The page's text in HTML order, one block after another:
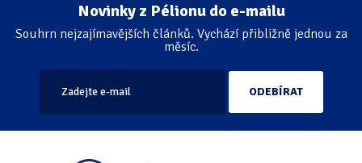
Novinky z Pélionu do e-mailu
Souhrn nejzajímavějších článků. Vychází přibližně jednou za
měsíc.